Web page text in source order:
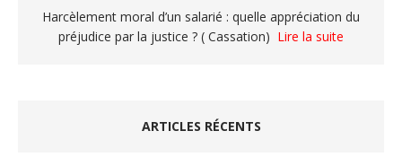
Harcèlement moral d’un salarié : quelle appréciation du
préjudice par la justice ? ( Cassation) Lire la suite
ARTICLES RÉCENTS